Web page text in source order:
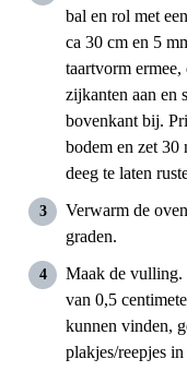
bal en rol met
ca 30 cm en 5
taartvorm
zijkanten aan en
bovenkant bij.
bodem en zet 30
deeg te laten
Verwarm de
graden.
Maak de vulling.
van 0,5
kunnen vinden,
plakjes/reepjes